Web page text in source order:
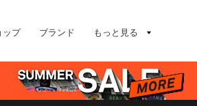
ップ ブランド もっと見る